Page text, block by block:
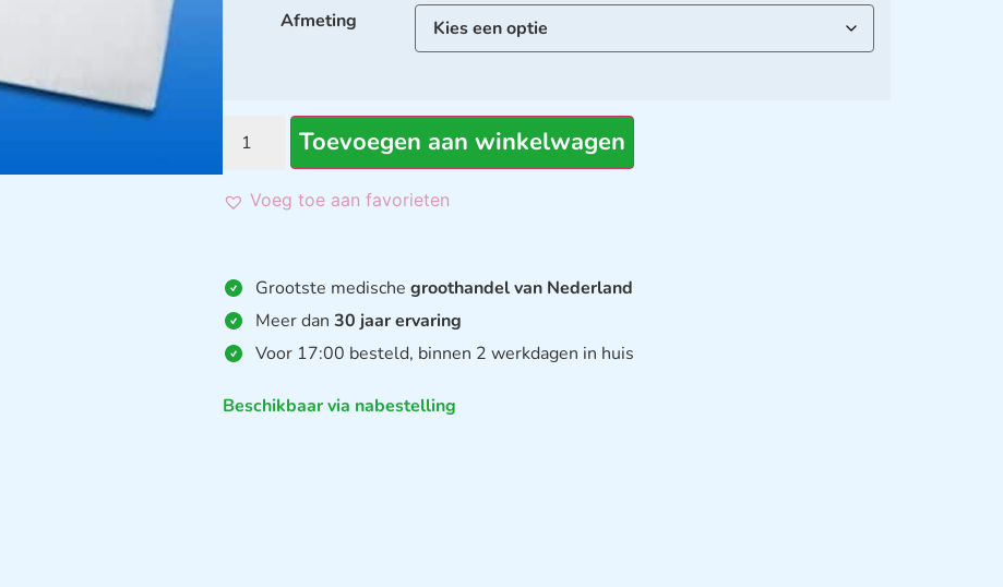
Afmeting
Toevoegen aan winkelwagen
Voeg toe aan favorieten
Grootste medischegroothandel van Nederland
Meer dan30 jaar ervaring
Voor 17:00 besteld, binnen 2 werkdagen in huis
Beschikbaar via nabestelling